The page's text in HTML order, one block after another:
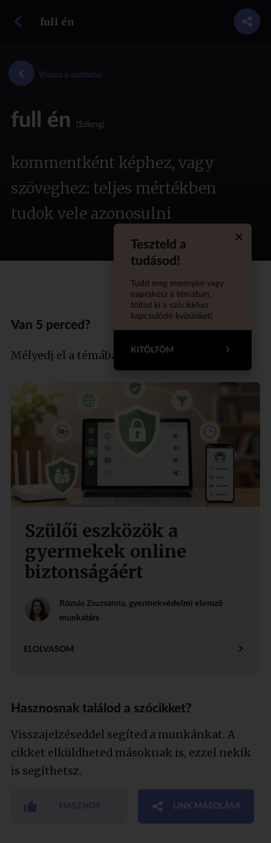
full én
Vissza a szótárba
full én (Szleng)
kommentként képhez, vagy
szöveghez: teljes mértékben
tudok vele azonosulni
Teszteld a
tudásod!
Tudd meg mennyire vagy
naprakész a témában,
töltsd ki a szócikkhez
kapcsolódó kvízünket!
KITÖLTÖM
Van 5 perced?
Mélyedj el a témában szakértőnkkel!
Szülői eszközök a
gyermekek online
biztonságáért
Rózsás Zsuzsanna, gyermekvédelmi elemző
munkatárs
ELOLVASOM
Hasznosnak találod a szócikket?
Visszajelzéseddel segíted a munkánkat. A
cikket elküldheted másoknak is, ezzel nekik
is segíthetsz.
HASZNOS LINK MÁSOLÁSA